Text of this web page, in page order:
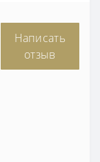
Написать
отзыв